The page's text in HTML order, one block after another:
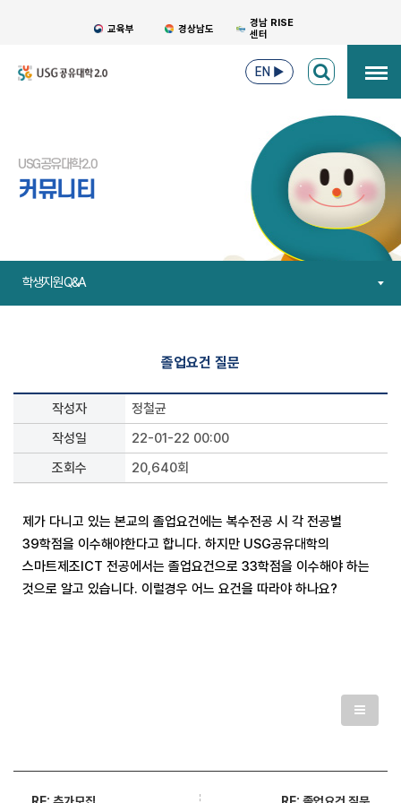
교육부 경상남도
경남 RISE
센터
EN ▶
USG공유대학2.0
커뮤니티
학생지원 Q&A
졸업요건 질문
작성자
정철균
작성일
22-01-22 00:00
조회수
20,640회
제가 다니고 있는 본교의 졸업요건에는 복수전공 시 각 전공별
39학점을 이수해야한다고 합니다. 하지만 USG공유대학의
스마트제조ICT 전공에서는 졸업요건으로 33학점을 이수해야 하는
것으로 알고 있습니다. 이럴경우 어느 요건을 따라야 하나요?